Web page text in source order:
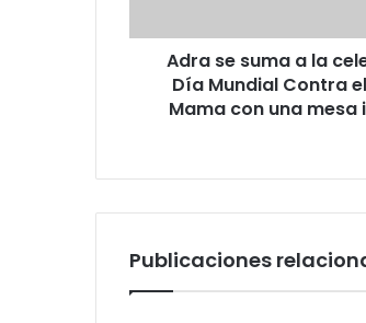
Adra se suma a la
Día Mundial Contra
Mama con una
Publicaciones